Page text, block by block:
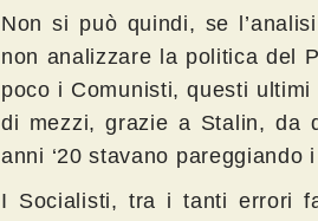
Non si può quindi, se
non analizzare la politica del
poco i Comunisti, questi
di mezzi, grazie a Stalin, da
anni ‘20 stavano
I Socialisti, tra i tanti errori